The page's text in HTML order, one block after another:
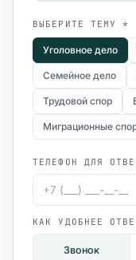
ВЫБЕРИТЕ ТЕМУ *
Уголовное дело
Семейное дело
Трудовой спор
Миграционные
ТЕЛЕФОН ДЛЯ
КАК УДОБНЕЕ
Звонок